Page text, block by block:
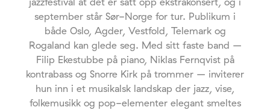
september står Sør-Norge for tur. Publikum i
både Oslo, Agder, Vestfold, Telemark og
Rogaland kan glede seg. Med sitt faste band –
Filip Ekestubbe på piano, Niklas Fernqvist på
kontrabass og Snorre Kirk på trommer – inviterer
hun inn i et musikalsk landskap der jazz, vise,
folkemusikk og pop-elementer elegant smeltes